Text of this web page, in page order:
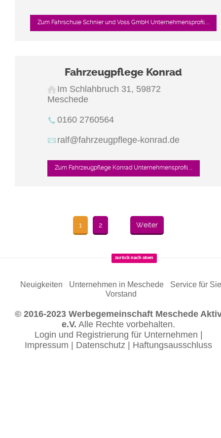
Zum Fahrschule Schnier und Voss GmbH Unternehmensprofil ...
Fahrzeugpflege Konrad
Im Schlahbruch 31, 59872
Meschede
0160 2760564
ralf@fahrzeugpflege-konrad.de
Zum Fahrzeugpflege Konrad Unternehmensprofil ...
1 2 Weiter
zurück nach oben
Neuigkeiten Unternehmen in Meschede
Service für Sie
Vorstand
© 2016-2023 Werbegemeinschaft Meschede
e.V. Alle Rechte vorbehalten.
Login und Registrierung für Unternehmen
Impressum
Datenschutz Haftungsausschluss